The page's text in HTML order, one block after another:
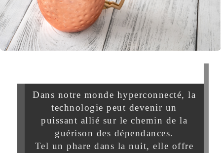
Dans notre monde hyperconnecté, la
technologie peut devenir un
puissant allié sur le chemin de la
guérison des dépendances.
Tel un phare dans la nuit, elle offre